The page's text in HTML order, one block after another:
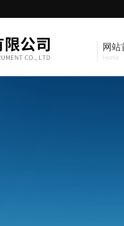
网站
Home